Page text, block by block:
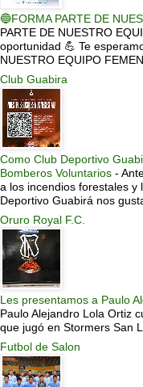
🔵FORMA PARTE DE
PARTE DE NUESTRO
oportunidad 💪 Te
NUESTRO EQUIPO
Club Guabira
Como Club Deportivo
Bomberos Voluntarios -
a los incendios forestales y
Deportivo Guabirá nos
Oruro Royal F.C.
Les presentamos a Paulo
Paulo Alejandro Lola Ortiz
que jugó en Stormers San
Futbol de Salon